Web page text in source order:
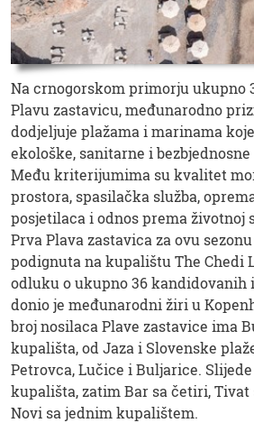
Na crnogorskom primorju ukupno
Plavu zastavicu, međunarodno
dodjeljuje plažama i marinama
ekološke, sanitarne i
Među kriterijumima su kvalitet
prostora, spasilačka služba,
posjetilaca i odnos prema životnoj
Prva Plava zastavica za ovu
podignuta na kupalištu The Chedi
odluku o ukupno 36 kandidovanih
donio je međunarodni žiri u
broj nosilaca Plave zastavice ima
kupališta, od Jaza i Slovenske
Petrovca, Lučice i Buljarice. Slijede
kupališta, zatim Bar sa četiri, Tivat
Novi sa jednim kupalištem.